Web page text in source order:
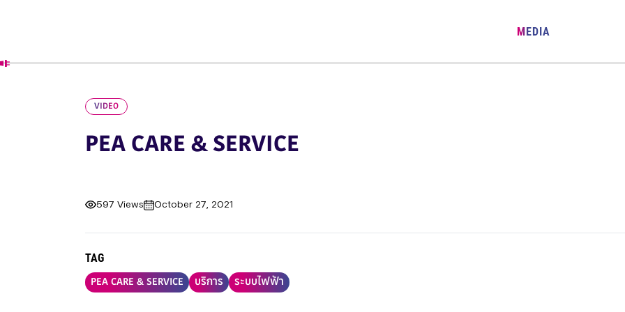
MEDIA
VIDEO
PEA CARE & SERVICE
597 Views October 27, 2021
TAG
PEA CARE & SERVICE บริการ ระบบไฟฟ้า